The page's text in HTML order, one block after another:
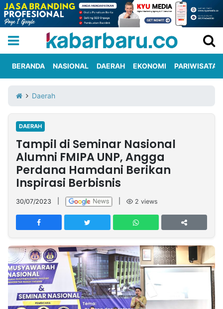
Iklan
Berita
Kami
Nasional
International
Olahraga
Entertainment
Daerah
Pariwisata
Kuliner
Kolom
Network
PT
TREETAN
MULTIMEDIA
INDONESIA
Partner
Insight
NTB
Suara
Time
Lens
IDN
Daily
Jogja
Jalan
Rakyat
Idealita
News
Kita
Notice
Dinamikapost.com
Radar
Baru
Seedbacklink
BERANDA NASIONAL DAERAH EKONOMI PARIWISATA
Daerah
DAERAH
Tampil di Seminar Nasional
Alumni FMIPA UNP, Angga
Perdana Hamdani Berikan
Inspirasi Berbisnis
30/07/2023 2 views